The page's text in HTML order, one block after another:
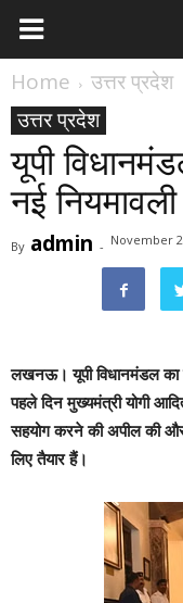
Home
उत्तर प्रदेश
उत्तर प्रदेश
यूपी
नई
By admin - November
लखनऊ। यूपी विधानमंडल
पहले दिन मुख्यमंत्री योगी
सहयोग करने की अपील की
लिए तैयार हैं।